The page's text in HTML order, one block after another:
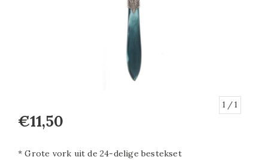
1 / 1
€11,50
* Grote vork uit de 24-delige bestekset